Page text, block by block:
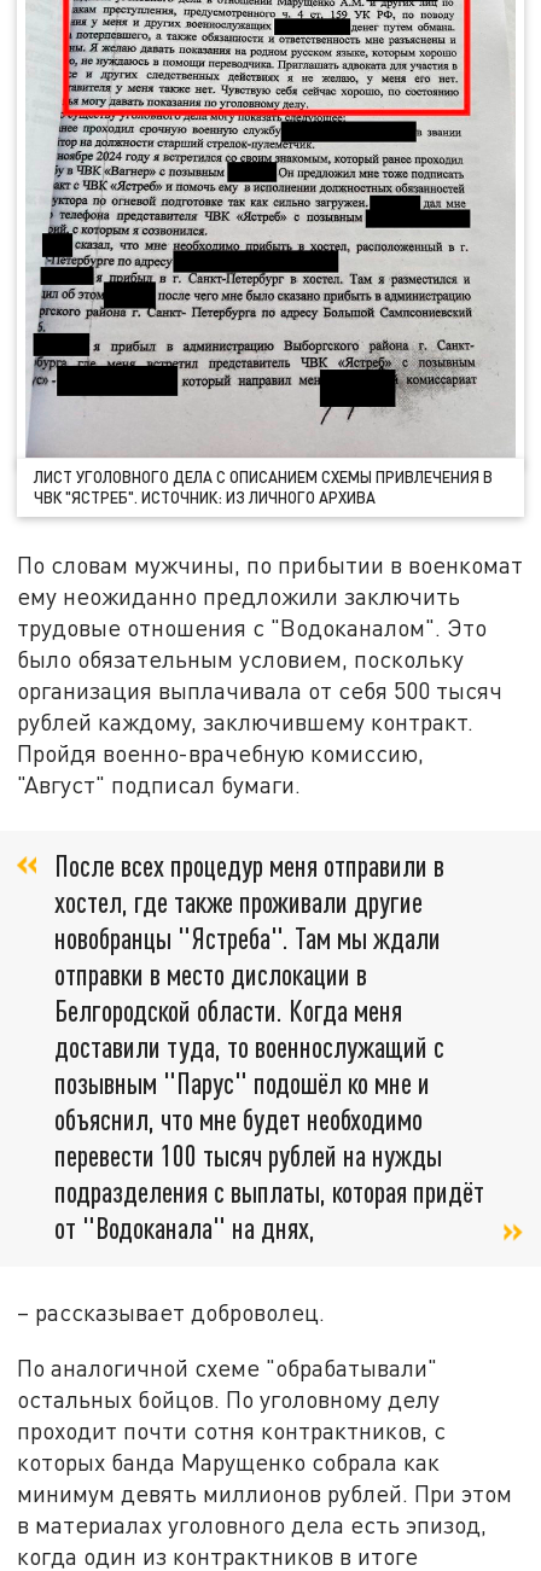
ЛИСТ УГОЛОВНОГО ДЕЛА С ОПИСАНИЕМ СХЕМЫ ПРИВЛЕЧЕНИЯ В
ЧВК "ЯСТРЕБ". ИСТОЧНИК: ИЗ ЛИЧНОГО АРХИВА
По словам мужчины, по прибытии в военкомат
ему неожиданно предложили заключить
трудовые отношения с "Водоканалом". Это
было обязательным условием, поскольку
организация выплачивала от себя 500 тысяч
рублей каждому, заключившему контракт.
Пройдя военно-врачебную комиссию,
"Август" подписал бумаги.
После всех процедур меня отправили в
хостел, где также проживали другие
новобранцы "Ястреба". Там мы ждали
отправки в место дислокации в
Белгородской области. Когда меня
доставили туда, то военнослужащий с
позывным "Парус" подошёл ко мне и
объяснил, что мне будет необходимо
перевести 100 тысяч рублей на нужды
подразделения с выплаты, которая придёт
от "Водоканала" на днях,
– рассказывает доброволец.
По аналогичной схеме "обрабатывали"
остальных бойцов. По уголовному делу
проходит почти сотня контрактников, с
которых банда Марущенко собрала как
минимум девять миллионов рублей. При этом
в материалах уголовного дела есть эпизод,
когда один из контрактников в итоге